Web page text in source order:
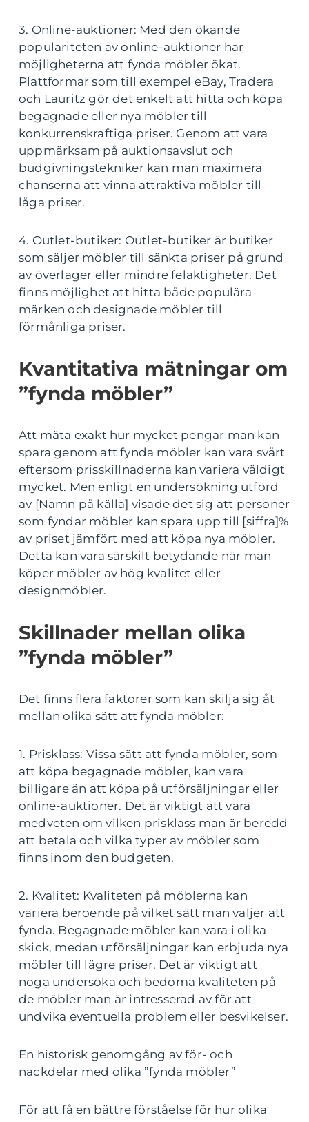
3. Online-auktioner: Med den ökande
populariteten av online-auktioner har
möjligheterna att fynda möbler ökat.
Plattformar som till exempel eBay, Tradera
och Lauritz gör det enkelt att hitta och köpa
begagnade eller nya möbler till
konkurrenskraftiga priser. Genom att vara
uppmärksam på auktionsavslut och
budgivningstekniker kan man maximera
chanserna att vinna attraktiva möbler till
låga priser.
4. Outlet-butiker: Outlet-butiker är butiker
som säljer möbler till sänkta priser på grund
av överlager eller mindre felaktigheter. Det
finns möjlighet att hitta både populära
märken och designade möbler till
förmånliga priser.
Kvantitativa mätningar om
”fynda möbler”
Att mäta exakt hur mycket pengar man kan
spara genom att fynda möbler kan vara svårt
eftersom prisskillnaderna kan variera väldigt
mycket. Men enligt en undersökning utförd
av [Namn på källa] visade det sig att personer
som fyndar möbler kan spara upp till [siffra]%
av priset jämfört med att köpa nya möbler.
Detta kan vara särskilt betydande när man
köper möbler av hög kvalitet eller
designmöbler.
Skillnader mellan olika
”fynda möbler”
Det finns flera faktorer som kan skilja sig åt
mellan olika sätt att fynda möbler:
1. Prisklass: Vissa sätt att fynda möbler, som
att köpa begagnade möbler, kan vara
billigare än att köpa på utförsäljningar eller
online-auktioner. Det är viktigt att vara
medveten om vilken prisklass man är beredd
att betala och vilka typer av möbler som
finns inom den budgeten.
2. Kvalitet: Kvaliteten på möblerna kan
variera beroende på vilket sätt man väljer att
fynda. Begagnade möbler kan vara i olika
skick, medan utförsäljningar kan erbjuda nya
möbler till lägre priser. Det är viktigt att
noga undersöka och bedöma kvaliteten på
de möbler man är intresserad av för att
undvika eventuella problem eller besvikelser.
En historisk genomgång av för- och
nackdelar med olika ”fynda möbler”
För att få en bättre förståelse för hur olika